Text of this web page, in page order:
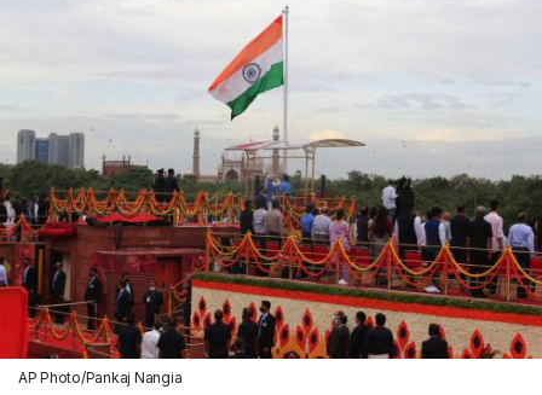
AP Photo/Pankaj Nangia